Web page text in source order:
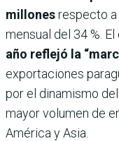
millonesrespecto a
mensual del 34 %.
año reflejó la
exportaciones
por el dinamismo
mayor volumen de
América y Asia.